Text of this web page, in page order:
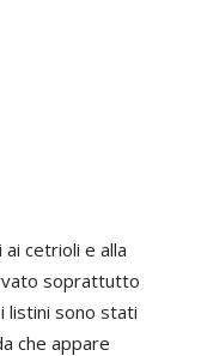
cetrioli e alla
soprattutto
listini sono stati
che appare